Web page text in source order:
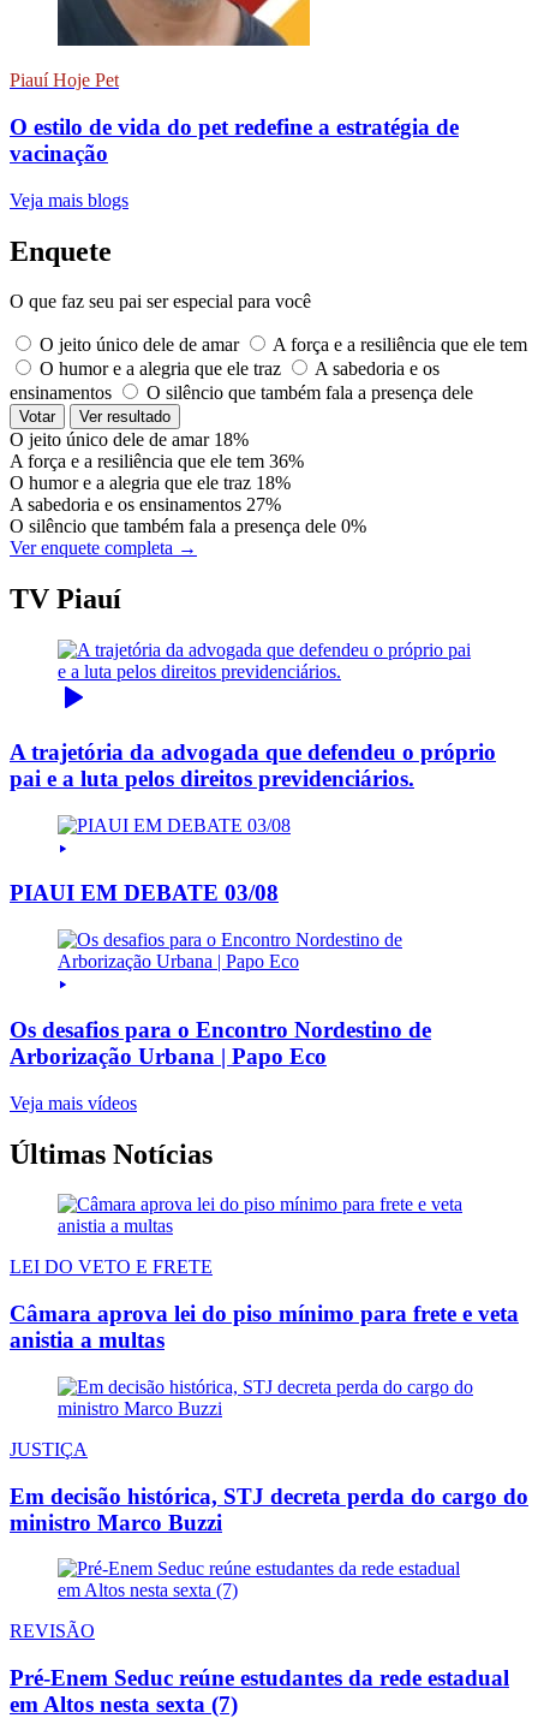
Piauí Hoje Pet
O estilo de vida do pet redefine a estratégia de
vacinação
Veja mais blogs
Enquete
O que faz seu pai ser especial para você
O jeito único dele de amar
A força e a resiliência que ele tem
O humor e a alegria que ele traz
A sabedoria e os
ensinamentos
O silêncio que também fala a presença dele
Votar Ver resultado
O jeito único dele de amar 18%
A força e a resiliência que ele tem 36%
O humor e a alegria que ele traz 18%
A sabedoria e os ensinamentos 27%
O silêncio que também fala a presença dele 0%
Ver enquete completa →
TV Piauí
A trajetória da advogada que defendeu o próprio
pai e a luta pelos direitos previdenciários.
PIAUI EM DEBATE 03/08
Os desafios para o Encontro Nordestino de
Arborização Urbana | Papo Eco
Veja mais vídeos
Últimas Notícias
LEI DO VETO E FRETE
Câmara aprova lei do piso mínimo para frete e veta
anistia a multas
JUSTIÇA
Em decisão histórica, STJ decreta perda do cargo do
ministro Marco Buzzi
REVISÃO
Pré-Enem Seduc reúne estudantes da rede estadual
em Altos nesta sexta (7)